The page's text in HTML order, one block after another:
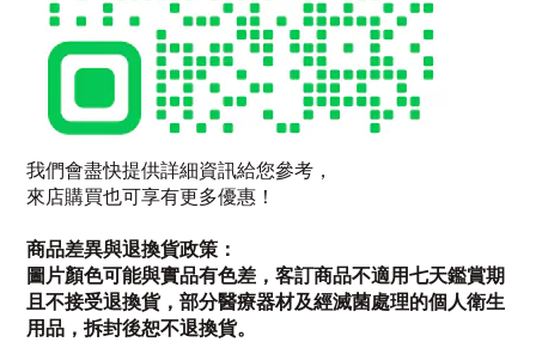
我們會盡快提供詳細資訊給您參考，
來店購買也可享有更多優惠！
商品差異與退換貨政策：
圖片顏色可能與實品有色差，客訂商品不適用七天鑑賞期
且不接受退換貨，部分醫療器材及經滅菌處理的個人衛生
用品，拆封後恕不退換貨。